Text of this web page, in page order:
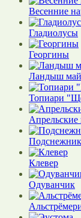
Весенние
Гладиолусы
Георгины
Ландыш
Топиари
Апрельские
Клевер
Одуванчик